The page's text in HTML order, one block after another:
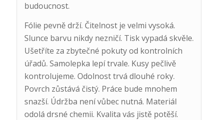
budoucnost.
Fólie pevně drží. Čitelnost je velmi vysoká.
Slunce barvu nikdy nezničí. Tisk vypadá skvěle.
Ušetříte za zbytečné pokuty od kontrolních
úřadů. Samolepka lepí trvale. Kusy pečlivě
kontrolujeme. Odolnost trvá dlouhé roky.
Povrch zůstává čistý. Práce bude mnohem
snazší. Údržba není vůbec nutná. Materiál
odolá drsné chemii. Kvalita vás jistě potěší.